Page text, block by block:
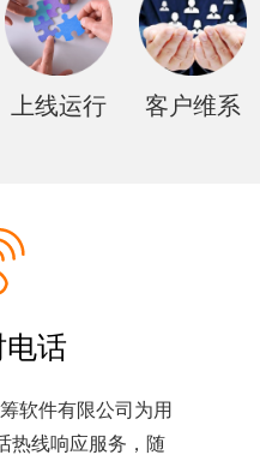
上线运行 客户维系
电话
软件有限公司为用
热线响应服务，随